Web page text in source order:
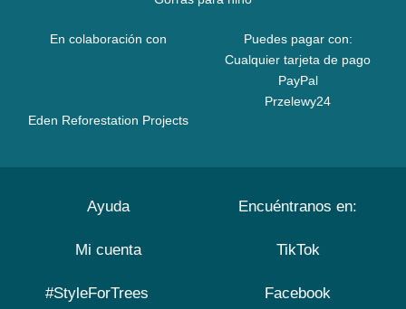
En colaboración con
Eden Reforestation Projects
Puedes pagar con:
Cualquier tarjeta de pago
PayPal
Przelewy24
Ayuda
Mi cuenta
#StyleForTrees
Encuéntranos en:
TikTok
Facebook